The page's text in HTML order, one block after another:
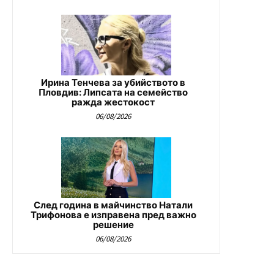
Ирина Тенчева за убийството в
Пловдив: Липсата на семейство
ражда жестокост
06/08/2026
След година в майчинство Натали
Трифонова е изправена пред важно
решение
06/08/2026